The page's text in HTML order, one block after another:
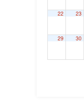
22 23
29 30